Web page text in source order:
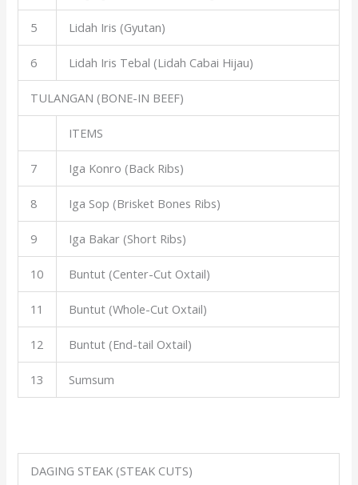
5 Lidah Iris (Gyutan)
6 Lidah Iris Tebal (Lidah Cabai Hijau)
TULANGAN (BONE-IN BEEF)
ITEMS
7 Iga Konro (Back Ribs)
8 Iga Sop (Brisket Bones Ribs)
9 Iga Bakar (Short Ribs)
10 Buntut (Center-Cut Oxtail)
11 Buntut (Whole-Cut Oxtail)
12 Buntut (End-tail Oxtail)
13 Sumsum
DAGING STEAK (STEAK CUTS)